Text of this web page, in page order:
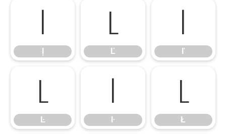
ļ Ľ
Ľ
ľ
ľ
Ŀ
Ŀ
ŀ
ŀ
Ł
Ł